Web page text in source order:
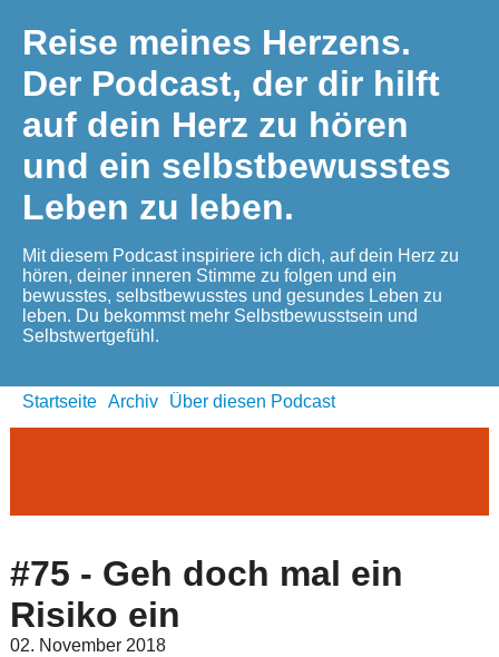
Reise meines Herzens.
Der Podcast, der dir hilft
auf dein Herz zu hören
und ein selbstbewusstes
Leben zu leben.
Mit diesem Podcast inspiriere ich dich, auf dein Herz zu
hören, deiner inneren Stimme zu folgen und ein
bewusstes, selbstbewusstes und gesundes Leben zu
leben. Du bekommst mehr Selbstbewusstsein und
Selbstwertgefühl.
Startseite Archiv Über diesen Podcast
#75 - Geh doch mal ein
Risiko ein
02. November 2018